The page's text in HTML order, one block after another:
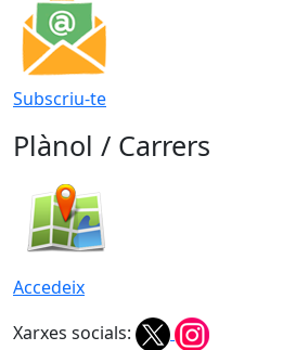
Subscriu-te
Plànol / Carrers
Accedeix
Xarxes socials: